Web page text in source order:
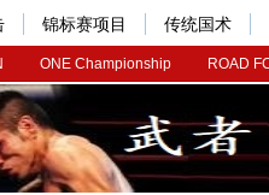
ONE Championship ROAD
锦标赛项目 传统国术